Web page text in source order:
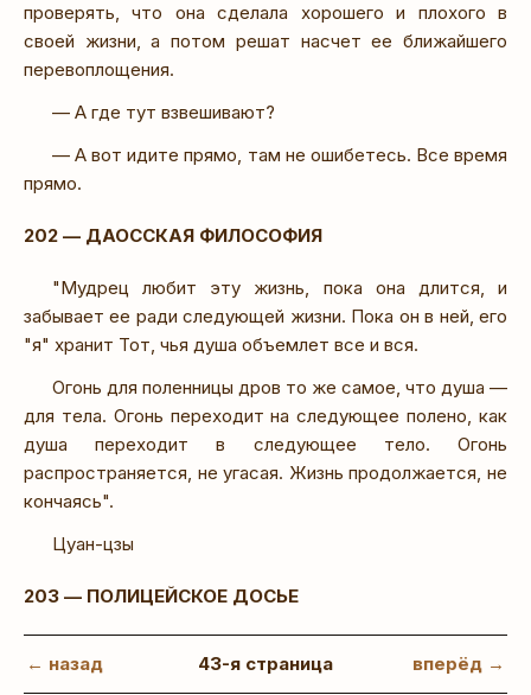
проверять, что она сделала хорошего и плохого в
своей жизни, а потом решат насчет ее ближайшего
перевоплощения.
— А где тут взвешивают?
— А вот идите прямо, там не ошибетесь. Все время
прямо.
202 — ДАОССКАЯ ФИЛОСОФИЯ
"Мудрец любит эту жизнь, пока она длится, и
забывает ее ради следующей жизни. Пока он в ней, его
"я" хранит Тот, чья душа объемлет все и вся.
Огонь для поленницы дров то же самое, что душа —
для тела. Огонь переходит на следующее полено, как
душа переходит в следующее тело. Огонь
распространяется, не угасая. Жизнь продолжается, не
кончаясь".
Цуан-цзы
203 — ПОЛИЦЕЙСКОЕ ДОСЬЕ
← назад 43-я страница вперёд →